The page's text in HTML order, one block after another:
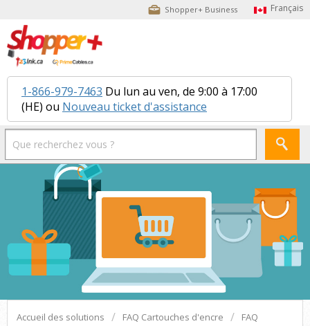
Shopper+ Business
1-866-979-7463 Du lun au ven, de 9:00 à 17:00
(HE) ou Nouveau ticket d'assistance
Accueil des solutions FAQ Cartouches d'encre
FAQ